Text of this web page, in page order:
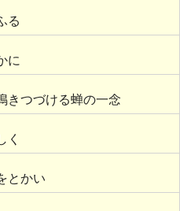
る
に
きつづける蝉の一念
く
とかい